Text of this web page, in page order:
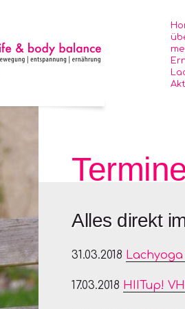
Alles direkt
31.03.2018 Lachyoga
17.03.2018 HIITup!